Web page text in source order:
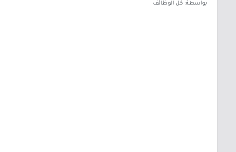
بواسطة: كل الوظائف